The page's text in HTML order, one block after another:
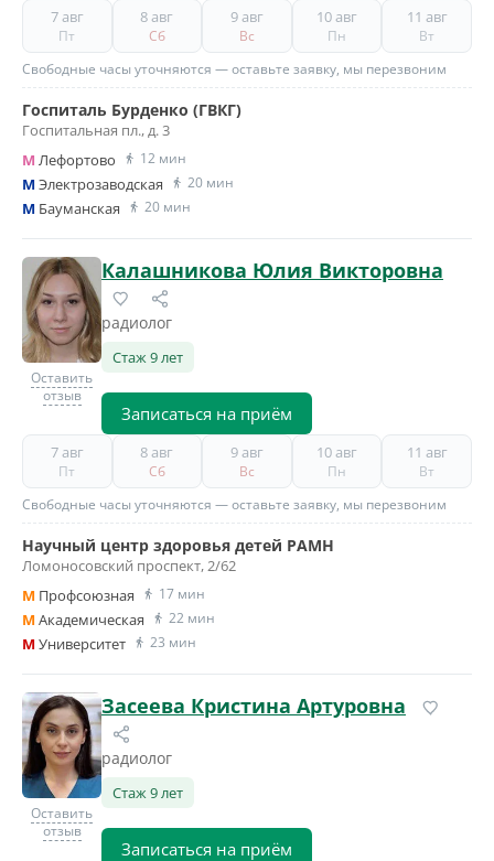
7 авг
Пт
8 авг
Сб
9 авг
Вс
10 авг
Пн
11 авг
Вт
Свободные часы уточняются — оставьте заявку, мы перезвоним
Госпиталь Бурденко (ГВКГ)
Госпитальная пл., д. 3
M Лефортово 12 мин
MЭлектрозаводская 20 мин
M Бауманская 20 мин
Оставить
отзыв
Калашникова Юлия Викторовна
радиолог
Стаж 9 лет
Записаться на приём
7 авг
Пт
8 авг
Сб
9 авг
Вс
10 авг
Пн
11 авг
Вт
Свободные часы уточняются — оставьте заявку, мы перезвоним
Научный центр здоровья детей РАМН
Ломоносовский проспект, 2/62
M Профсоюзная 17 мин
MАкадемическая 22 мин
MУниверситет 23 мин
Оставить
отзыв
Засеева Кристина Артуровна
радиолог
Стаж 9 лет
Записаться на приём